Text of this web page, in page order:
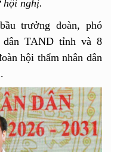
hội nghị.
trưởng đoàn, phó
dân TAND tỉnh và 8
hội thẩm nhân dân